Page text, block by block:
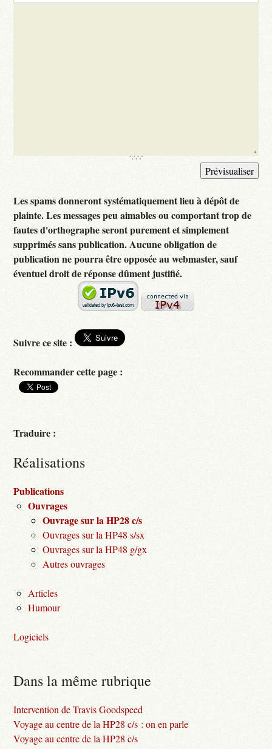
Les spams donneront systématiquement lieu à dépôt de
plainte. Les messages peu aimables ou comportant trop de
fautes d'orthographe seront purement et simplement
supprimés sans publication. Aucune obligation de
publication ne pourra être opposée au webmaster, sauf
éventuel droit de réponse dûment justifié.
Suivre ce site :
Recommander cette page :
Traduire :
Réalisations
Publications
Ouvrages
Ouvrage sur la HP28 c/s
Ouvrages sur la HP48 s/sx
Ouvrages sur la HP48 g/gx
Autres ouvrages
Articles
Humour
Logiciels
Dans la même rubrique
Intervention de Travis Goodspeed
Voyage au centre de la HP28 c/s : on en parle
Voyage au centre de la HP28 c/s